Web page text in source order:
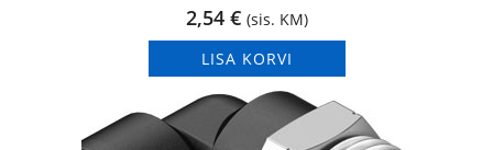
2,54 € (sis. KM)
LISA KORVI